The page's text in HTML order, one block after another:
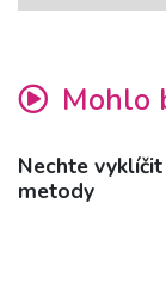
Mohlo
Nechte
metody